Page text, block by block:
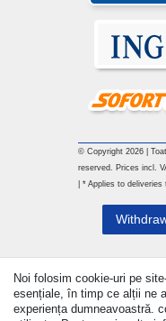
© Copyright 2026 |
reserved. Prices incl.
| * Applies to
Noi folosim cookie-uri pe
esențiale, în timp ce alții ne
experiența dumneavoastră.